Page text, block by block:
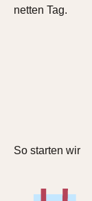
netten Tag.
So starten wir